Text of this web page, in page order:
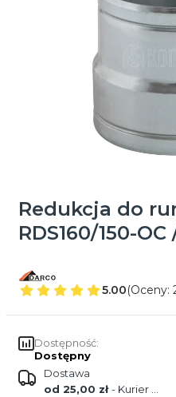
Redukcja do
RDS160/150-OC
5.00(Oceny:
Dostępność:
Dostępny
Dostawa
od 25,00 zł- Kurier DPD